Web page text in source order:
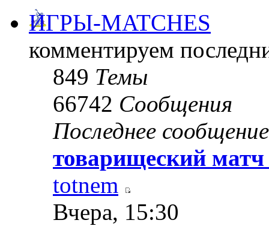
ИГРЫ-MATCHES
комментируем
849 Темы
66742 Сообщения
Последнее сообщение
товарищеский матч
totnem
Вчера, 15:30